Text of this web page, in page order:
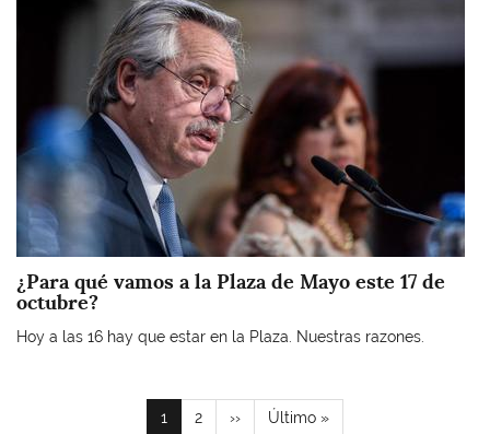
¿Para qué vamos a la Plaza de Mayo este 17 de
octubre?
Hoy a las 16 hay que estar en la Plaza. Nuestras razones.
Página
1 Page
2
Siguiente
››
Última
Último »